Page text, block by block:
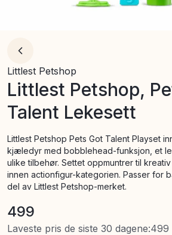
Littlest Petshop
Littlest Petshop,
Talent Lekesett
Littlest Petshop Pets Got Talent Playset
kjæledyr med bobblehead-funksjon, et
ulike tilbehør. Settet oppmuntrer til
innen actionfigur-kategorien. Passer for
del av Littlest Petshop-merket.
499
Laveste pris de siste 30 dagene:499